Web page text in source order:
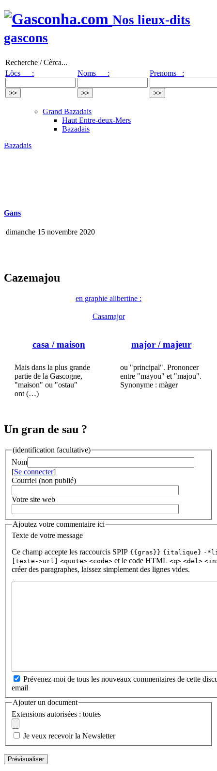
Nos lieux-dits
gascons
Recherche / Cèrca...
Lòcs :
Noms : Prenoms :
Grand Bazadais
Haut Entre-deux-Mers
Bazadais
Bazadais
Gans
dimanche 15 novembre 2020
Cazemajou
en graphie alibertine :
Casamajor
casa / maison
Mais dans la plus grande
partie de la Gascogne,
"maison" ou "ostau"
ont (…)
major / majeur
ou "principal". Prononcer
entre "mayou" et "majou".
Synonyme : màger
Un gran de sau ?
(identification facultative)
Nom
[Se connecter]
Courriel (non publié)
Votre site web
Ajoutez votre commentaire ici
Texte de votre message
Ce champ accepte les raccourcis SPIP {{gras}} {italique} -
[texte->url]
<quote> <code> et le code HTML <q> <del>
créer des paragraphes, laissez simplement des lignes vides.
Prévenez-moi de tous les nouveaux commentaires de cette
email
Ajouter un document
Extensions autorisées : toutes
Je veux recevoir la Newsletter